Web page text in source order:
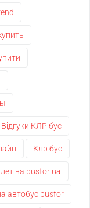
Відгуки КЛР бус
Клр бус
на busfor ua
автобус busfor